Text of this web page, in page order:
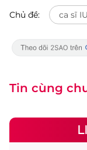
Chủ đề: ca sĩ IU
Tin cùng